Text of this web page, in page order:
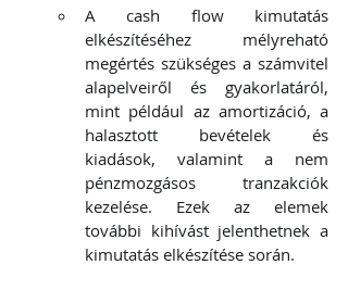
A cash flow kimutatás
elkészítéséhez mélyreható
megértés szükséges a számvitel
alapelveiről és gyakorlatáról,
mint például az amortizáció, a
halasztott bevételek és
kiadások, valamint a nem
pénzmozgásos tranzakciók
kezelése. Ezek az elemek
további kihívást jelenthetnek a
kimutatás elkészítése során.